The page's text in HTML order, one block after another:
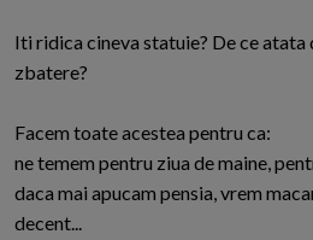
Iti ridica cineva statuie? De ce atata
zbatere?
Facem toate acestea pentru ca:
ne temem pentru ziua de maine,
daca mai apucam pensia, vrem
decent...